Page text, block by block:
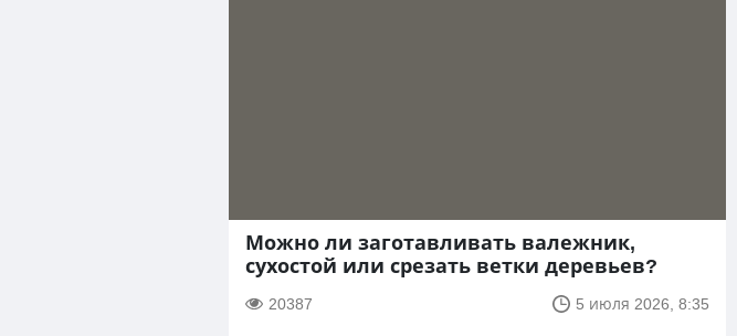
Можно ли заготавливать валежник,
сухостой или срезать ветки деревьев?
20387 5 июля 2026, 8:35